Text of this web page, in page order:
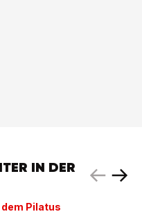
IN DER
Pilatus